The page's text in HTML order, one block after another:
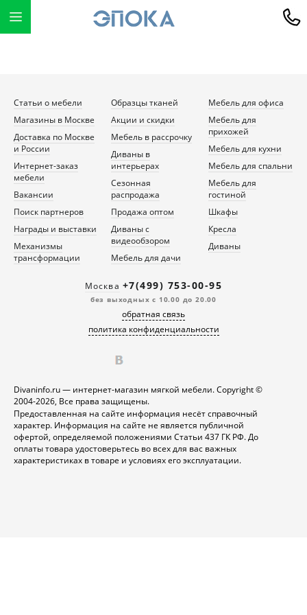
Статьи о мебели
Магазины в Москве
Доставка по Москве
и России
Интернет-заказ
мебели
Вакансии
Поиск партнеров
Награды и выставки
Механизмы
трансформации
Образцы тканей
Акции и скидки
Мебель в рассрочку
Диваны в
интерьерах
Сезонная
распродажа
Продажа оптом
Диваны с
видеообзором
Мебель для дачи
Мебель для офиса
Мебель для
прихожей
Мебель для кухни
Мебель для спальни
Мебель для
гостиной
Шкафы
Кресла
Диваны
Москва +7(499) 753-00-95
без выходных с 10.00 до 20.00
обратная связь
политика конфиденциальности
Divaninfo.ru — интернет-магазин мягкой мебели. Copyright ©
2004-2026, Все права защищены.
Предоставленная на сайте информация несёт справочный
характер. Информация на сайте не является публичной
офертой, определяемой положениями Статьи 437 ГК РФ. До
оплаты товара удостоверьтесь во всех для вас важных
характеристиках в товаре и условиях его эксплуатации.